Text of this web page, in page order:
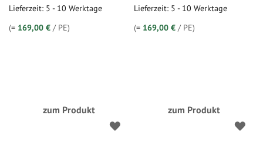
Lieferzeit: 5 - 10 Werktage
(= 169,00 € / PE)
Lieferzeit: 5 - 10 Werktage
(= 169,00 € / PE)
zum Produkt zum Produkt